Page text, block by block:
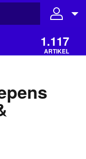
1.117
ARTIKEL